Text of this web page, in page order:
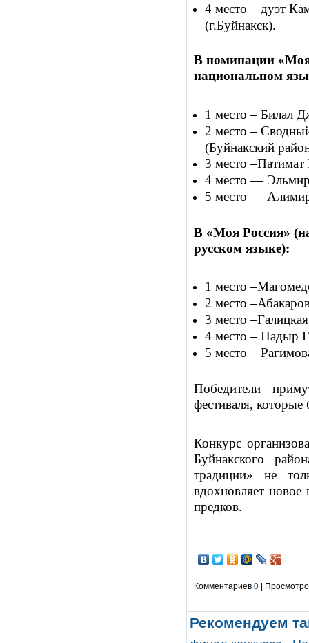
4 место – дуэт
(г.Буйнакск).
В номинации «Моя
национальном
1 место – Билал
2 место –
(Буйнакский
3 место –Патимат
4 место —
5 место —
В «Моя Россия»
русском языке):
1 место
2 место
3 место
4 место – Надыр
5 место –
Победители
фестиваля, которые
Конкурс
Буйнакского
традиции» не
вдохновляет новое
предков.
Комментариев 0 |
Рекомендуем